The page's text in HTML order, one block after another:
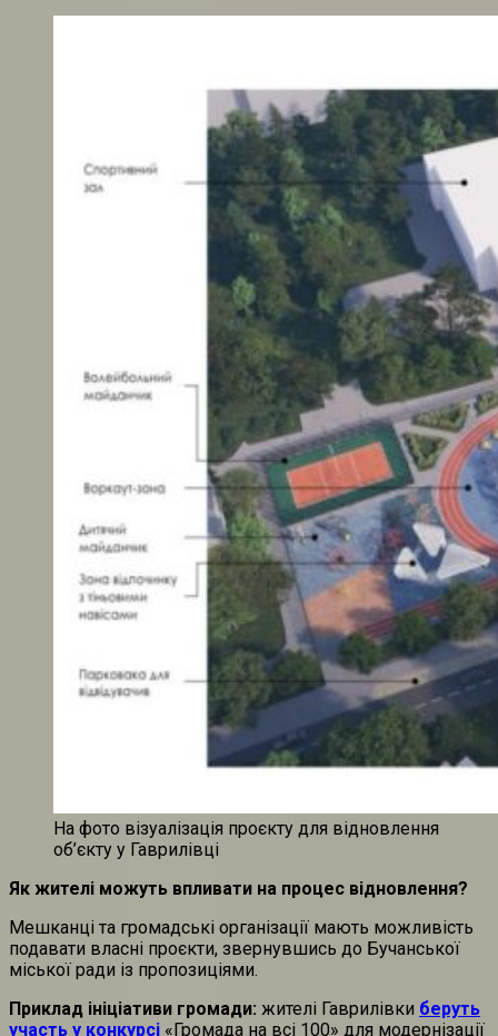
На фото візуалізація проєкту для відновлення
об’єкту у Гаврилівці
Як жителі можуть впливати на процес відновлення?
Мешканці та громадські організації мають можливість
подавати власні проєкти, звернувшись до Бучанської
міської ради із пропозиціями.
Приклад ініціативи громади: жителі Гаврилівки беруть
участь у конкурсі «Громада на всі 100» для модернізації